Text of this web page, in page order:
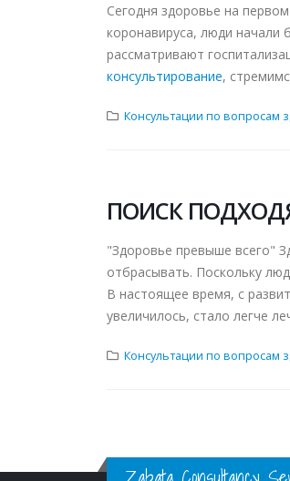
Сегодня здоровье на
коронавируса, люди начали
рассматривают
консультирование,
Консультации по вопросам
ПОИСК
"Здоровье превыше всего"
отбрасывать. Поскольку
В настоящее время, с
увеличилось, стало легче
Консультации по вопросам